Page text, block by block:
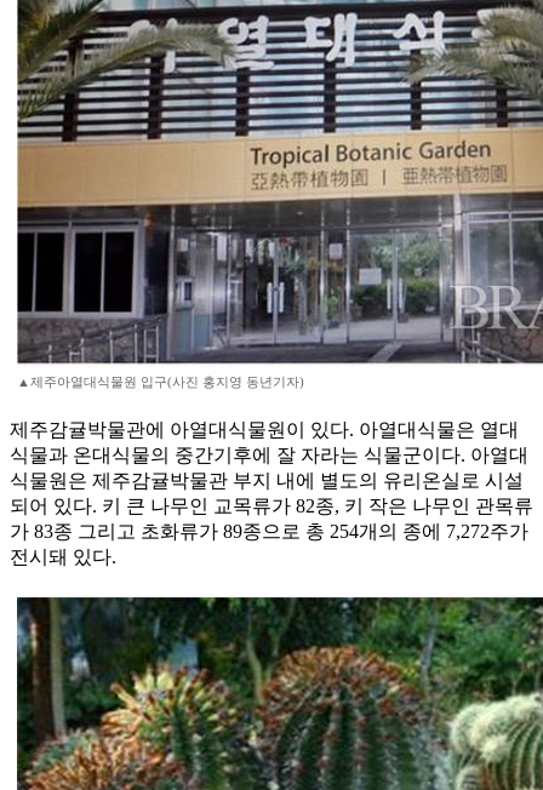
▲제주아열대식물원 입구(사진 홍지영 동년기자)
제주감귤박물관에 아열대식물원이 있다. 아열대식물은 열대
식물과 온대식물의 중간기후에 잘 자라는 식물군이다. 아열대
식물원은 제주감귤박물관 부지 내에 별도의 유리온실로 시설
되어 있다. 키 큰 나무인 교목류가 82종, 키 작은 나무인 관목류
가 83종 그리고 초화류가 89종으로 총 254개의 종에 7,272주가
전시돼 있다.